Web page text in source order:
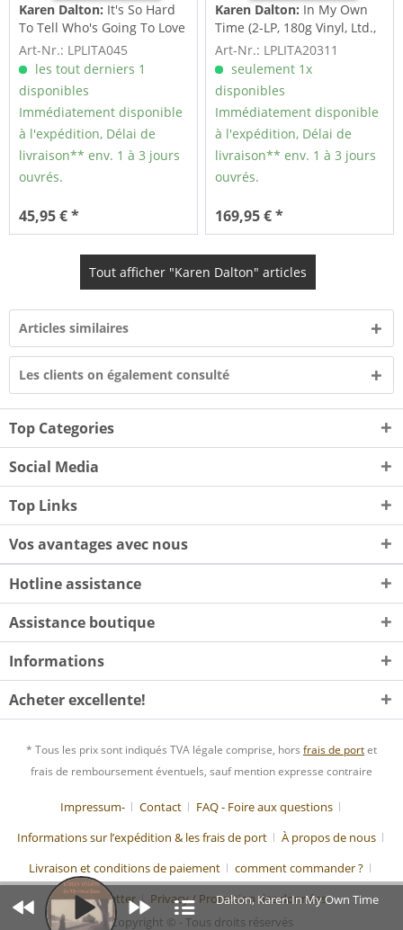
Karen Dalton: It's So Hard
To Tell Who's Going To Love
You...
Art-Nr.: LPLITA045
les tout derniers 1
disponibles
Immédiatement disponible
à l'expédition, Délai de
livraison** env. 1 à 3 jours
ouvrés.
45,95 € *
Karen Dalton: In My Own
Time (2-LP, 180g Vinyl, Ltd.,
1...
Art-Nr.: LPLITA20311
seulement 1x
disponibles
Immédiatement disponible
à l'expédition, Délai de
livraison** env. 1 à 3 jours
ouvrés.
169,95 € *
Tout afficher "Karen Dalton" articles
Articles similaires
Les clients on également consulté
Top Categories
Social Media
Top Links
Vos avantages avec nous
Hotline assistance
Assistance boutique
Informations
Acheter excellente!
* Tous les prix sont indiqués TVA légale comprise, hors frais de portet
frais de remboursement éventuels, sauf mention expresse contraire
Impressum- Contact
FAQ - Foire aux questions
Informations sur l’expédition & les frais de port
À propos de nous
Livraison et conditions de paiement
comment commander ?
Newsletter
Privacy / Protection des données
Copyright © - Tous droits réservés
Dalton, Karen In My Own Time